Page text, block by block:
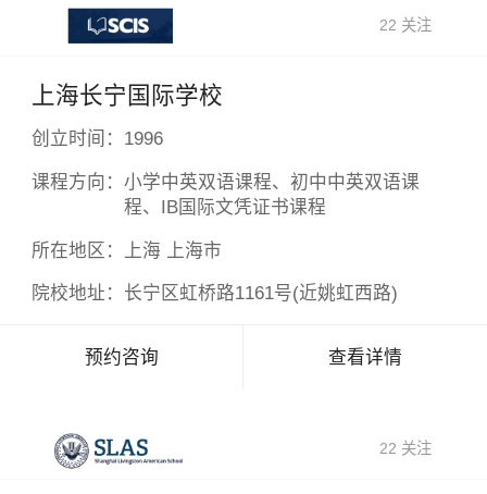
22 关注
上海长宁国际学校
创立时间： 1996
课程方向： 小学中英双语课程、初中中英双语课
程、IB国际文凭证书课程
所在地区： 上海 上海市
院校地址： 长宁区虹桥路1161号(近姚虹西路)
预约咨询 查看详情
22 关注